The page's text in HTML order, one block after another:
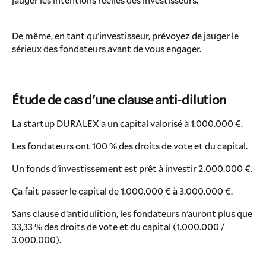
De même, en tant qu’investisseur, prévoyez de jauger le
sérieux des fondateurs avant de vous engager.
Étude de cas d'une clause anti-dilution
La startup DURALEX a un capital valorisé à 1.000.000 €.
Les fondateurs ont 100 % des droits de vote et du capital.
Un fonds d’investissement est prêt à investir 2.000.000 €.
Ça fait passer le capital de 1.000.000 € à 3.000.000 €.
Sans clause d’antidulition, les fondateurs n’auront plus que
33,33 % des droits de vote et du capital (1.000.000 /
3.000.000).